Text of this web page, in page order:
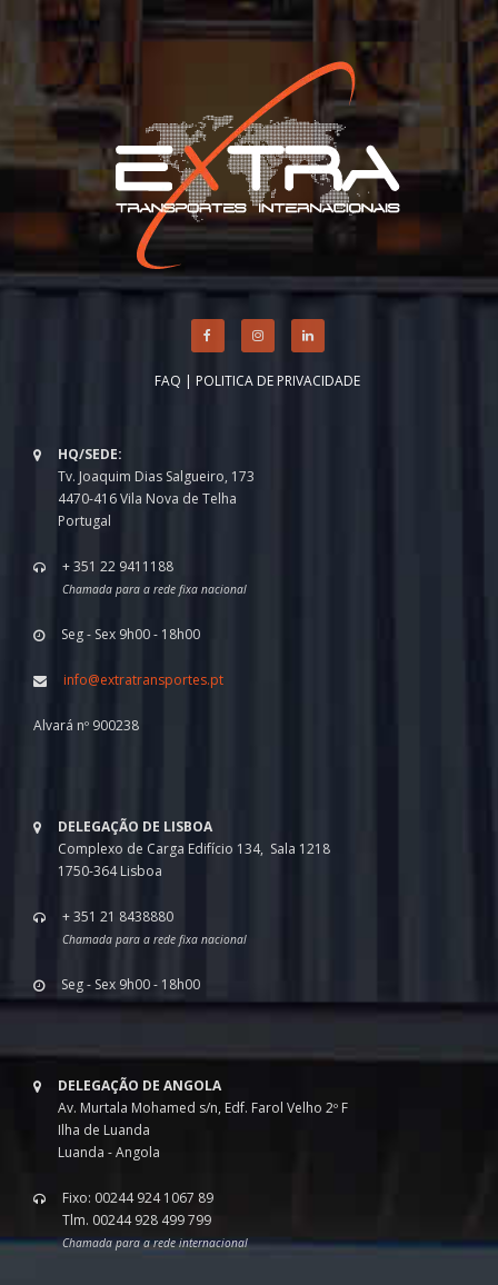
FAQ | POLITICA DE PRIVACIDADE
HQ/SEDE:
Tv. Joaquim Dias Salgueiro, 173
4470-416 Vila Nova de Telha
Portugal
+ 351 22 9411188
Chamada para a rede fixa nacional
Seg - Sex 9h00 - 18h00
info@extratransportes.pt
Alvará nº 900238
DELEGAÇÃO DE LISBOA
Complexo de Carga Edifício 134, Sala 1218
1750-364 Lisboa
+ 351 21 8438880
Chamada para a rede fixa nacional
Seg - Sex 9h00 - 18h00
DELEGAÇÃO DE ANGOLA
Av. Murtala Mohamed s/n, Edf. Farol Velho 2º F
Ilha de Luanda
Luanda - Angola
Fixo: 00244 924 1067 89
Tlm. 00244 928 499 799
Chamada para a rede internacional